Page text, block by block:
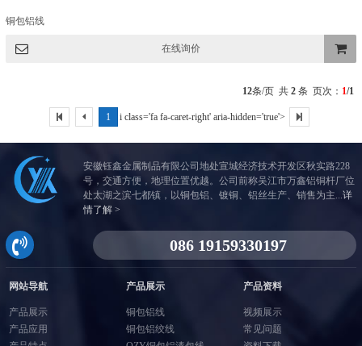
价篮
铜包铝线
在线询价
12条/页 共2 条 页次： 1/1
1 i class='fa fa-caret-right' aria-hidden='true'>
安徽钰鑫金属制品有限公司地处宣城经济技术开发区秋实路228
号，交通方便，地理位置优越。公司前称吴江市万鑫铝铜杆厂位
处太湖之滨七都镇，以铜包铝、镀铜、铝丝生产、销售为主...详
情了解 >
网站导航
产品展示
产品应用
产品展示
铜包铝线
铜包铝绞线
产品资料
视频展示
常见问题